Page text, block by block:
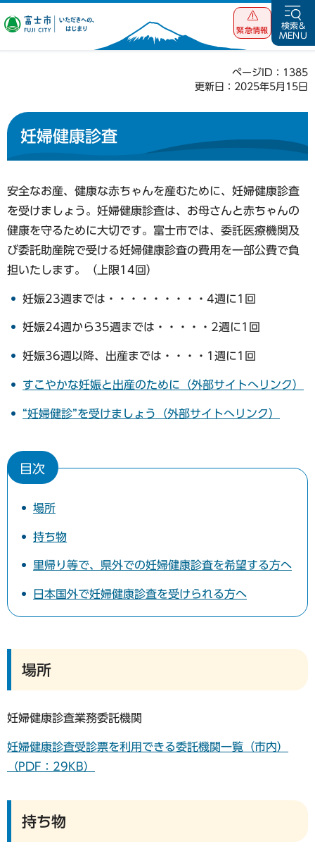
富士市 いただ
緊急情報
検索&
MENU
ページID：1385
更新日：2025年5月15日
妊婦健康診査
安全なお産、健康な赤ちゃんを産むために、妊婦健康診査
を受けましょう。妊婦健康診査は、お母さんと赤ちゃんの
健康を守るために大切です。富士市では、委託医療機関及
び委託助産院で受ける妊婦健康診査の費用を一部公費で負
担いたします。（上限14回）
妊娠23週までは・・・・・・・・・4週に1回
妊娠24週から35週までは・・・・・2週に1回
妊娠36週以降、出産までは・・・・1週に1回
すこやかな妊娠と出産のために（外部サイトへリンク）
“妊婦健診”を受けましょう（外部サイトへリンク）
目次
場所
持ち物
里帰り等で、県外での妊婦健康診査を希望する方へ
日本国外で妊婦健康診査を受けられる方へ
場所
妊婦健康診査業務委託機関
妊婦健康診査受診票を利用できる委託機関一覧（市内）
（PDF：29KB）
持ち物